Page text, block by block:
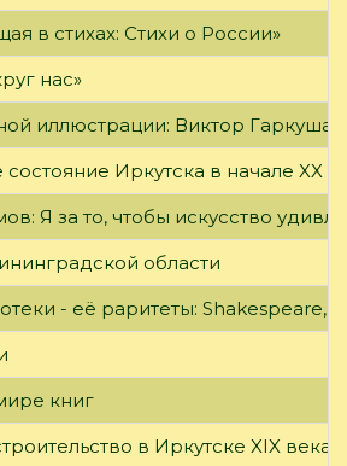
в стихах: Стихи о России»
нас»
иллюстрации: Виктор Гаркуша
Иркутска в начале XX
Я за то, чтобы искусство
области
- её раритеты: Shakespeare,
книг
в Иркутске XIX века